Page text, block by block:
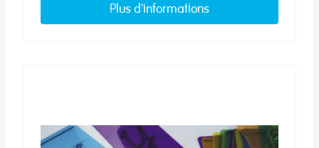
Plus d'informations